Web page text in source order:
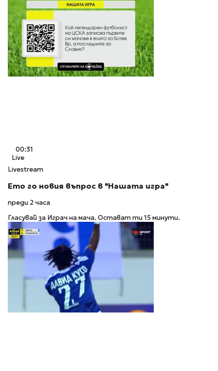
00:31
Live
Livestream
Ето го новия въпрос в "Нашата игра"
преди 2 часа
Гласувай за Играч на мача. Остават ти 15 минути.